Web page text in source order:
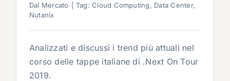
Dal Mercato
Tag:Cloud Computing, Data Center,
Nutanix
Analizzati e discussi i trend più attuali nel
corso delle tappe italiane di .Next On Tour
2019.